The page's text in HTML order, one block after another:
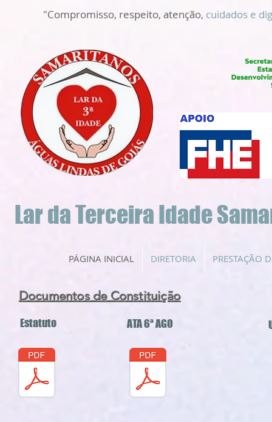
"Compromisso, respeito, atenção, cuidados e
Lar da Terceira Idade
PÁGINA INICIAL DIRETORIA PRESTAÇÃO
Documentos de Constituição
Estatuto ATA 6ª AGO